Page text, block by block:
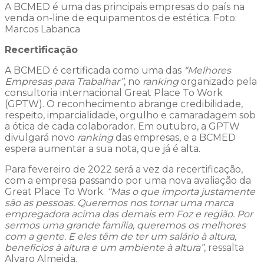
A BCMED é uma das principais empresas do país na
venda on-line de equipamentos de estética. Foto:
Marcos Labanca
Recertificação
A BCMED é certificada como uma das “Melhores
Empresas para Trabalhar”, no rankingorganizado pela
consultoria internacional Great Place To Work
(GPTW). O reconhecimento abrange credibilidade,
respeito, imparcialidade, orgulho e camaradagem sob
a ótica de cada colaborador. Em outubro, a GPTW
divulgará novo rankingdas empresas, e a BCMED
espera aumentar a sua nota, que já é alta.
Para fevereiro de 2022 será a vez da recertificação,
com a empresa passando por uma nova avaliação da
Great Place To Work. “Mas o que importa justamente
são as pessoas. Queremos nos tornar uma marca
empregadora acima das demais em Foz e região. Por
sermos uma grande família, queremos os melhores
com a gente. E eles têm de ter um salário à altura,
benefícios à altura e um ambiente à altura”, ressalta
Alvaro Almeida.